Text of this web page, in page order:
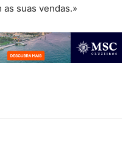
suas vendas.»